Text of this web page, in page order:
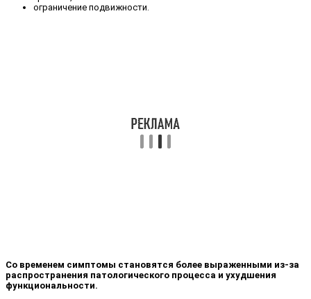
ограничение подвижности.
Со временем симптомы становятся более выраженными из-за
распространения патологического процесса и ухудшения
функциональности.